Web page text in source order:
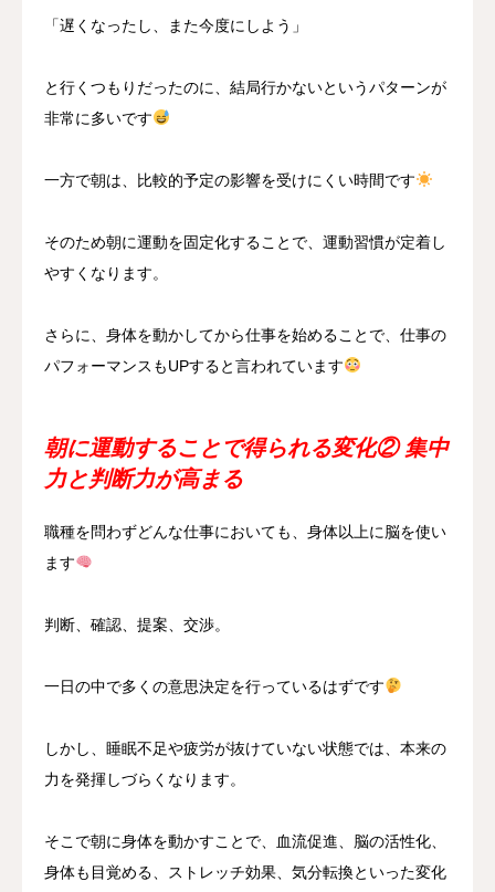
「遅くなったし、また今度にしよう」
と行くつもりだったのに、結局行かないというパターンが
非常に多いです
一方で朝は、比較的予定の影響を受けにくい時間です
そのため朝に運動を固定化することで、運動習慣が定着し
やすくなります。
さらに、身体を動かしてから仕事を始めることで、仕事の
パフォーマンスもUPすると言われています
朝に運動することで得られる変化② 集中
力と判断力が高まる
職種を問わずどんな仕事においても、身体以上に脳を使い
ます
判断、確認、提案、交渉。
一日の中で多くの意思決定を行っているはずです
しかし、睡眠不足や疲労が抜けていない状態では、本来の
力を発揮しづらくなります。
そこで朝に身体を動かすことで、血流促進、脳の活性化、
身体も目覚める、ストレッチ効果、気分転換といった変化